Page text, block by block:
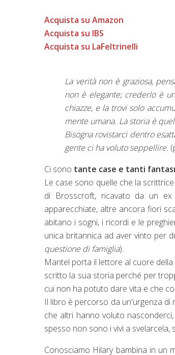
Acquista su Amazon
Acquista su IBS
Acquista su LaFeltrinelli
La verità non è graziosa,
non è elegante; crederlo è
chiazze, e la trovi solo
mente umana. La storia è
Bisogna rovistarci dentro
gente ci ha voluto seppellire.
Ci sono tante case e tanti
Le case sono quelle che la
di Brosscroft, ricavato da un ex
apparecchiate, altre ancora fiori
abitano i sogni, i ricordi e le
unica britannica ad aver vinto per
questione di famiglia).
Mantel porta il lettore al cuore
scritto la sua storia perché per
cui non ha potuto dare vita e che
Il libro è percorso da un'urgenza
che altri hanno voluto
spesso non sono i vivi a svelarcela,
Conosciamo Hilary bambina in un